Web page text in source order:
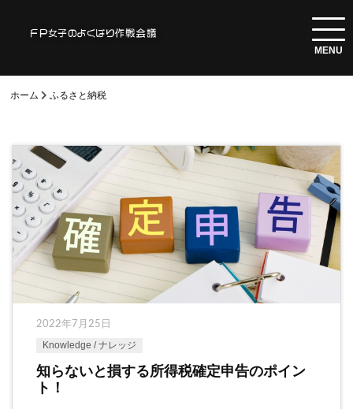
ホーム ふるさと納税
2022年7月25日
Knowledge / ナレッジ
知らないと損する所得税確定申告のポイン
ト！